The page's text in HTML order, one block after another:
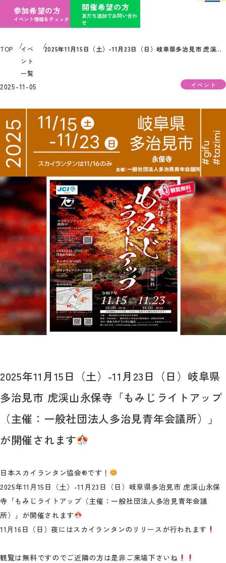
参加希望の方
イベント情報をチェック
開催希望の方
友だち追加でお問い合わ
せ
TOP
イベ
ント
一覧
2025年11月15日（土）-11月23日（日）岐阜県多治見市 虎渓山永保寺「もみじライトアップ（主催：一般社団法人多治見青年会議所）」が開催されます
2025-11-05 イベント
2025年11月15日（土）-11月23日（日）岐阜県
多治見市 虎渓山永保寺「もみじライトアップ
（主催：一般社団法人多治見青年会議所）」
が開催されます
日本スカイランタン協会®です！
2025年11月15日（土）-11月23日（日）岐阜県多治見市 虎渓山永保
寺「もみじライトアップ（主催：一般社団法人多治見青年会議
所）」が開催されます
11月16日（日）夜にはスカイランタンのリリースが行われます
観覧は無料ですのでご近隣の方は是非ご来場下さいね